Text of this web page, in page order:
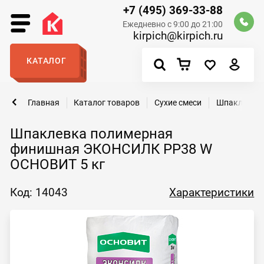
+7 (495) 369-33-88
Ежедневно с 9:00 до 21:00
kirpich@kirpich.ru
КАТАЛОГ
Шпаклевка полимерная
финишная ЭКОНСИЛК PP38 W
ОСНОВИТ 5 кг
Главная Каталог товаров Сухие смеси Шпаклевка
Код: 14043 Характеристики